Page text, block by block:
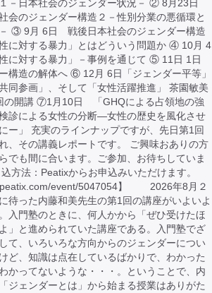
－日本社会のジェンダー状況－ ② 8月23日
会のジェンダー構造２－性別分業の悪循環と
③ 9月 6日 戦後日本社会のジェンダー構造
に対する暴力」とはどういう問題か ④ 10月 4
に対する暴力」－事例を通じて ⑤ 11日 1日
構造の解体へ ⑥ 12月 6日「ジェンダー平等」
同参画」、そして「女性活躍推進」 茶園敏美
の開講 ⑦1月10日 「GHQによる占領地の強
診による女性の分断―女性の歴史を風化させ
ー」 充実のラインナップですが、先日第1回
、その講義レポートです。 ご興味おありの方
でも間に合います。ご参加、お待ちしていま
方法：Peatixからお申込みいただけます。
peatix.com/event/5047054】 2026年8月２
待った内藤和美先生の第1回の講座がいよいよ
入門塾のときに、何人かから「ぜひ受けたほ
」と進められていた講座である。入門塾でざ
て、いろいろな方向からのジェンダーについ
ど、知識は点在しているばかりで、わかった
かってないような・・・。ということで、内
ジェンダーとは」から始まる授業はありがた